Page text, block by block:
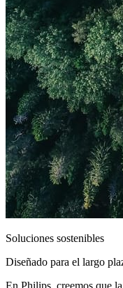
Soluciones sostenibles
Diseñado para el largo
En Philips, creemos que